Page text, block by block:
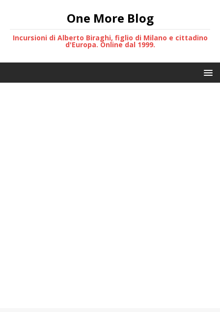
One More Blog
Incursioni di Alberto Biraghi, figlio di Milano e cittadino
d'Europa. Online dal 1999.